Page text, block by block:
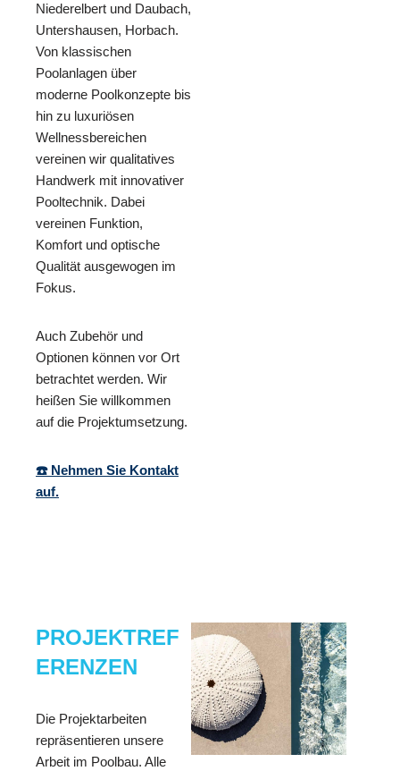
Niederelbert und Daubach,
Untershausen, Horbach.
Von klassischen
Poolanlagen über
moderne Poolkonzepte bis
hin zu luxuriösen
Wellnessbereichen
vereinen wir qualitatives
Handwerk mit innovativer
Pooltechnik. Dabei
vereinen Funktion,
Komfort und optische
Qualität ausgewogen im
Fokus.
Auch Zubehör und
Optionen können vor Ort
betrachtet werden. Wir
heißen Sie willkommen
auf die Projektumsetzung.
☎️ Nehmen Sie Kontakt
auf.
PROJEKTREF
ERENZEN
Die Projektarbeiten
repräsentieren unsere
Arbeit im Poolbau. Alle